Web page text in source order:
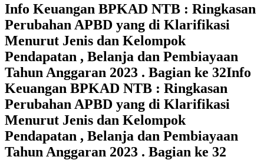
Info Keuangan BPKAD NTB : Ringkasan
Perubahan APBD yang di Klarifikasi
Menurut Jenis dan Kelompok
Pendapatan , Belanja dan Pembiayaan
Tahun Anggaran 2023 . Bagian ke 32Info
Keuangan BPKAD NTB : Ringkasan
Perubahan APBD yang di Klarifikasi
Menurut Jenis dan Kelompok
Pendapatan , Belanja dan Pembiayaan
Tahun Anggaran 2023 . Bagian ke 32